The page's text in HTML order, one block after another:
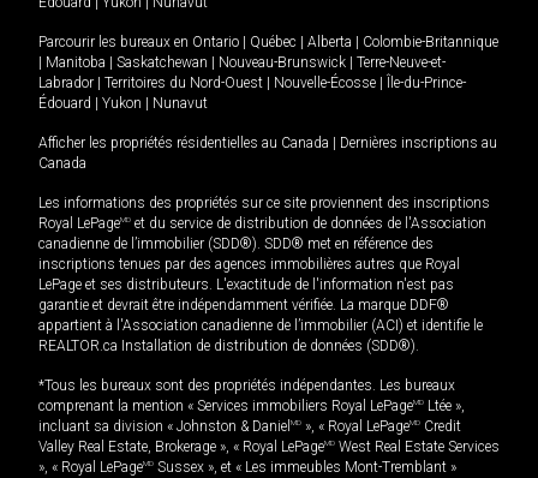
Parcourir les bureaux en Ontario Québec Alberta
Colombie-Britannique
Manitoba Saskatchewan Nouveau-Brunswick
Terre-Neuve-et-
Labrador
Territoires du Nord-Ouest Nouvelle-Écosse
Île-du-Prince-
Édouard
Yukon Nunavut
Afficher les propriétés résidentielles au Canada
Dernières inscriptions au
Canada
Les informations des propriétés sur ce site proviennent des inscriptions
Royal LePageMD et du service de distribution de données de l'Association
canadienne de l’immobilier (SDD®). SDD® met en référence des
inscriptions tenues par des agences immobilières autres que Royal
LePage et ses distributeurs. L'exactitude de l'information n'est pas
garantie et devrait être indépendamment vérifiée. La marque DDF®
appartient à l'Association canadienne de l’immobilier (ACI) et identifie le
REALTOR.ca Installation de distribution de données (SDD®).
*Tous les bureaux sont des propriétés indépendantes. Les bureaux
comprenant la mention « Services immobiliers Royal LePageMD Ltée »,
incluant sa division « Johnston & Daniel MD », « Royal LePageMD Credit
Valley Real Estate, Brokerage », « Royal LePageMD West Real Estate Services
», « Royal LePageMD Sussex », et « Les immeubles Mont-Tremblant »